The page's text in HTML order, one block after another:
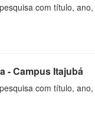
com título,
- Campus Itajubá
com título,